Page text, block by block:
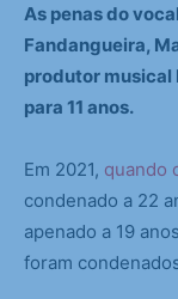
As penas do
Fandangueira,
produtor musical
para 11 anos.
Em 2021, quando
condenado a 22
apenado a 19
foram